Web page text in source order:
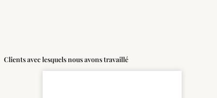
Clients avec lesquels nous avons travaillé